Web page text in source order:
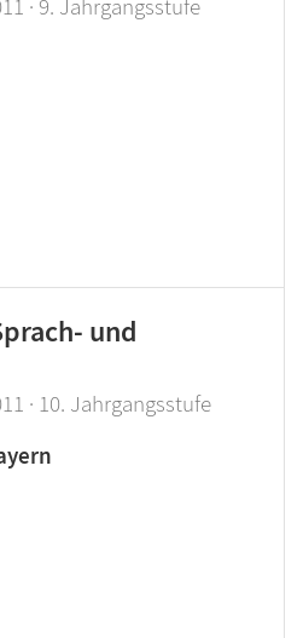
· 9. Jahrgangsstufe
und
· 10. Jahrgangsstufe